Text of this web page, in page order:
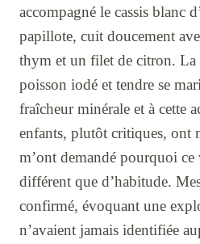
accompagné le cassis blanc
papillote, cuit doucement
thym et un filet de citron. La
poisson iodé et tendre se
fraîcheur minérale et à cette
enfants, plutôt critiques, ont
m’ont demandé pourquoi
différent que d’habitude.
confirmé, évoquant une
n’avaient jamais identifiée